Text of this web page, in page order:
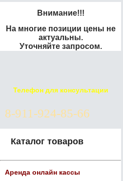
Внимание!!!
На многие позиции цены не
актуальны.
Уточняйте запросом.
Телефон для консультации
8-911-924-85-66
Каталог товаров
Аренда онлайн кассы